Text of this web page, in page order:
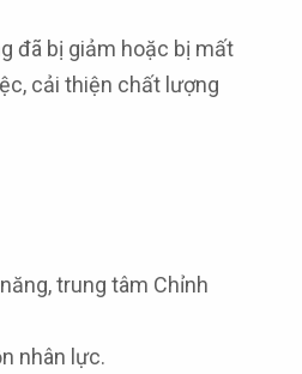
đã bị giảm hoặc bị mất
cải thiện chất lượng
trung tâm Chỉnh
nhân lực.